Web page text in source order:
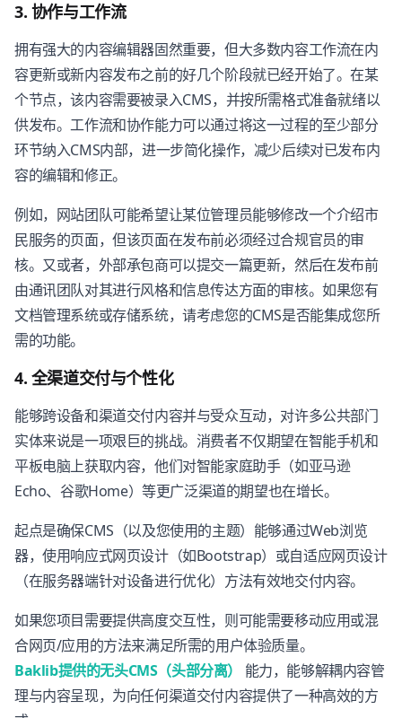
3. 协作与工作流
拥有强大的内容编辑器固然重要，但大多数内容工作流在内
容更新或新内容发布之前的好几个阶段就已经开始了。在某
个节点，该内容需要被录入CMS，并按所需格式准备就绪以
供发布。工作流和协作能力可以通过将这一过程的至少部分
环节纳入CMS内部，进一步简化操作，减少后续对已发布内
容的编辑和修正。
例如，网站团队可能希望让某位管理员能够修改一个介绍市
民服务的页面，但该页面在发布前必须经过合规官员的审
核。又或者，外部承包商可以提交一篇更新，然后在发布前
由通讯团队对其进行风格和信息传达方面的审核。如果您有
文档管理系统或存储系统，请考虑您的CMS是否能集成您所
需的功能。
4. 全渠道交付与个性化
能够跨设备和渠道交付内容并与受众互动，对许多公共部门
实体来说是一项艰巨的挑战。消费者不仅期望在智能手机和
平板电脑上获取内容，他们对智能家庭助手（如亚马逊
Echo、谷歌Home）等更广泛渠道的期望也在增长。
起点是确保CMS（以及您使用的主题）能够通过Web浏览
器，使用响应式网页设计（如Bootstrap）或自适应网页设计
（在服务器端针对设备进行优化）方法有效地交付内容。
如果您项目需要提供高度交互性，则可能需要移动应用或混
合网页/应用的方法来满足所需的用户体验质量。
Baklib提供的无头CMS（头部分离）
能力，能够解耦内容管
理与内容呈现，为向任何渠道交付内容提供了一种高效的方